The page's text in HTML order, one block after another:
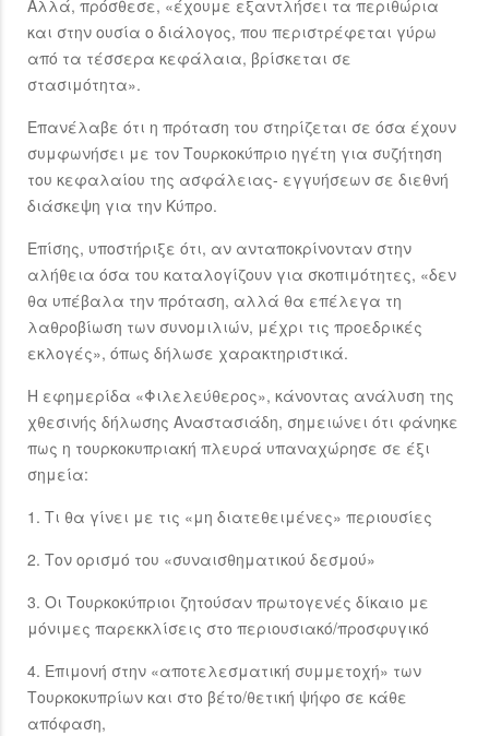
Αλλά, πρόσθεσε, «έχουμε εξαντλήσει τα περιθώρια
και στην ουσία ο διάλογος, που περιστρέφεται γύρω
από τα τέσσερα κεφάλαια, βρίσκεται σε
στασιμότητα».
Επανέλαβε ότι η πρόταση του στηρίζεται σε όσα έχουν
συμφωνήσει με τον Τουρκοκύπριο ηγέτη για συζήτηση
του κεφαλαίου της ασφάλειας- εγγυήσεων σε διεθνή
διάσκεψη για την Κύπρο.
Επίσης, υποστήριξε ότι, αν ανταποκρίνονταν στην
αλήθεια όσα του καταλογίζουν για σκοπιμότητες, «δεν
θα υπέβαλα την πρόταση, αλλά θα επέλεγα τη
λαθροβίωση των συνομιλιών, μέχρι τις προεδρικές
εκλογές», όπως δήλωσε χαρακτηριστικά.
Η εφημερίδα «Φιλελεύθερος», κάνοντας ανάλυση της
χθεσινής δήλωσης Αναστασιάδη, σημειώνει ότι φάνηκε
πως η τουρκοκυπριακή πλευρά υπαναχώρησε σε έξι
σημεία:
1. Τι θα γίνει με τις «μη διατεθειμένες» περιουσίες
2. Τον ορισμό του «συναισθηματικού δεσμού»
3. Οι Τουρκοκύπριοι ζητούσαν πρωτογενές δίκαιο με
μόνιμες παρεκκλίσεις στο περιουσιακό/προσφυγικό
4. Επιμονή στην «αποτελεσματική συμμετοχή» των
Τουρκοκυπρίων και στο βέτο/θετική ψήφο σε κάθε
απόφαση,